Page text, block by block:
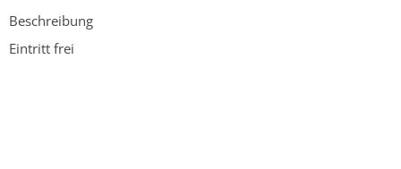
Beschreibung
Eintritt frei